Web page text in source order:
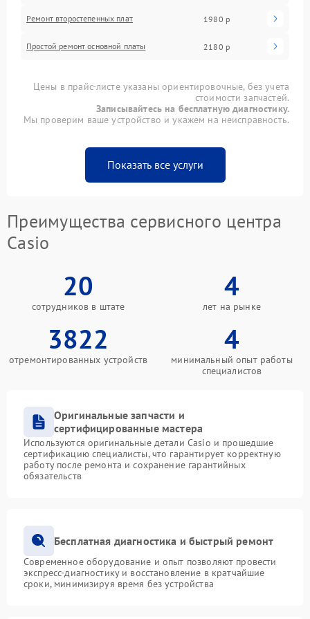
Ремонт второстепенных плат 1980 р
Простой ремонт основной платы 2180 р
Цены в прайс-листе указаны ориентировочные, без учета
стоимости запчастей.
Записывайтесь на бесплатную диагностику.
Мы проверим ваше устройство и укажем на неисправность.
Показать все услуги
Преимущества сервисного центра
Casio
20
сотрудников в штате
4
лет на рынке
3822
отремонтированных устройств
4
минимальный опыт работы
специалистов
Оригинальные запчасти и
сертифицированные мастера
Используются оригинальные детали Casio и прошедшие
сертификацию специалисты, что гарантирует корректную
работу после ремонта и сохранение гарантийных
обязательств
Бесплатная диагностика и быстрый ремонт
Современное оборудование и опыт позволяют провести
экспресс-диагностику и восстановление в кратчайшие
сроки, минимизируя время без устройства